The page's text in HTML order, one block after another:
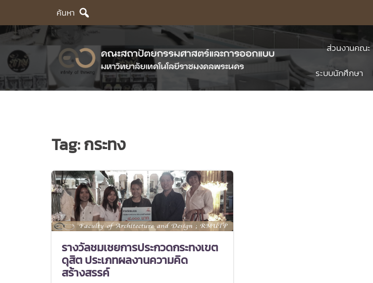
content
ค้นหา
ส่วนงานคณะ
ระบบนักศึกษา
Tag:กระทง
รางวัลชมเชยการประกวดกระทงเขต
ดุสิต ประเภทผลงานความคิด
สร้างสรรค์